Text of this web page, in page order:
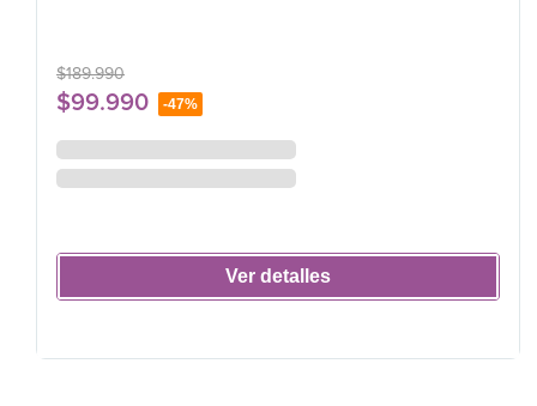
$189.990
$99.990 -47%
Ver detalles